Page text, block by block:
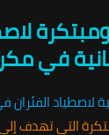
في
لاصطياد
التي تهدف